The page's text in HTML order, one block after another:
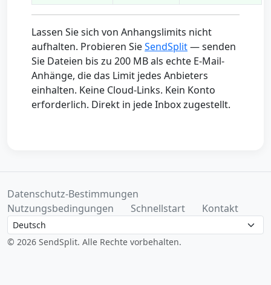
Lassen Sie sich von Anhangslimits nicht
aufhalten. Probieren SieSendSplit— senden
Sie Dateien bis zu 200 MB als echte E-Mail-
Anhänge, die das Limit jedes Anbieters
einhalten. Keine Cloud-Links. Kein Konto
erforderlich. Direkt in jede Inbox zugestellt.
Datenschutz-Bestimmungen
Nutzungsbedingungen
Schnellstart
Kontakt
Language
© 2026 SendSplit. Alle Rechte vorbehalten.